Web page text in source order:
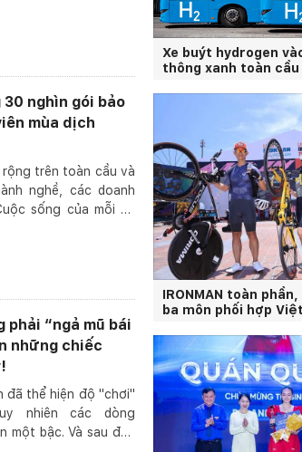
30 nghìn gói bảo
mùa dịch
rộng trên toàn cầu và
nghề, các doanh
sống của mỗi cá
“ngả mũ bái
những chiếc
đã thể hiện độ "chơi"
nhiên các dòng
một bậc. Và sau đây
Xe buýt hydrogen
thông xanh toàn cầu
IRONMAN toàn
ba môn phối hợp